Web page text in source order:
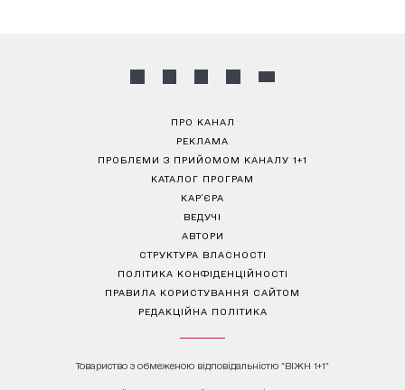
ПРО КАНАЛ
РЕКЛАМА
ПРОБЛЕМИ З ПРИЙОМОМ КАНАЛУ 1+1
КАТАЛОГ ПРОГРАМ
КАР’ЄРА
ВЕДУЧІ
АВТОРИ
СТРУКТУРА ВЛАСНОСТІ
ПОЛІТИКА КОНФІДЕНЦІЙНОСТІ
ПРАВИЛА КОРИСТУВАННЯ САЙТОМ
РЕДАКЦІЙНА ПОЛІТИКА
Товариство з обмеженою відповідальністю "ВІЖН 1+1"